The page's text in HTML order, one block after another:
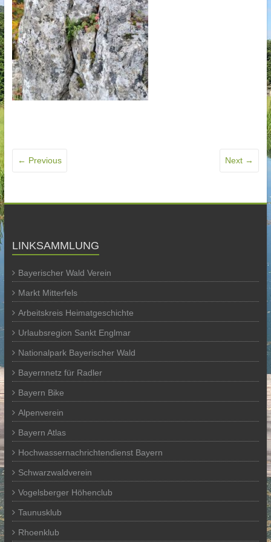
← Previous Next →
LINKSAMMLUNG
Bayerischer Wald Verein
Markt Mitterfels
Arbeitskreis Heimatgeschichte
Urlaubsregion Sankt Englmar
Nationalpark Bayerischer Wald
Bayernnetz für Radler
Bayern Bike
Alpenverein
Bayern Atlas
Hochwassernachrichtendienst Bayern
Schwarzwaldverein
Vogelsberger Höhenclub
Taunusklub
Rhoenklub